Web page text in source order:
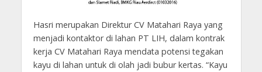
Hasri merupakan Direktur CV Matahari Raya yang
menjadi kontaktor di lahan PT LIH, dalam kontrak
kerja CV Matahari Raya mendata potensi tegakan
kayu di lahan untuk di olah jadi bubur kertas. “Kayu